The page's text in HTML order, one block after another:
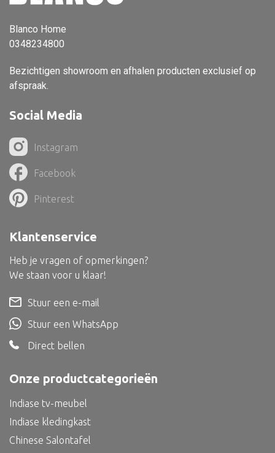
Alle deco
Kandelaar
Pilaar
Pot
Schaal
Dienblad
Mand
Alle textiel
Kelim
Alle bouwmateriaal
Blanco Home
0348234800
Bezichtigen showroom en afhalen producten exclusief op
afspraak.
Social Media
Instagram
Facebook
Pinterest
Onze productcategorieën
Indiase tv-meubel
Indiase kledingkast
Chinese Salontafel
Klantenservice
Heb je vragen of opmerkingen?
We staan voor u klaar!
Stuur een e-mail
Stuur een WhatsApp
Direct bellen